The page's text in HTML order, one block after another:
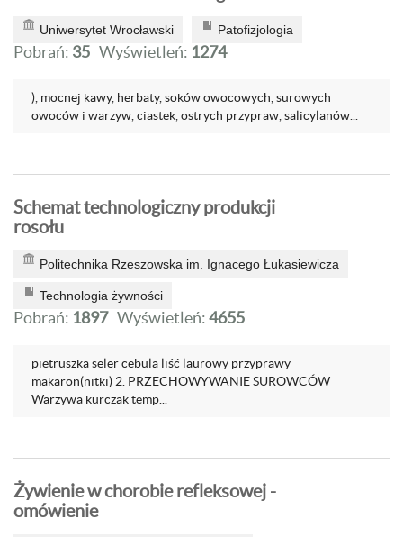
Uniwersytet Wrocławski Patofizjologia
Pobrań: 35 Wyświetleń: 1274
), mocnej kawy, herbaty, soków owocowych, surowych
owoców i warzyw, ciastek, ostrych przypraw, salicylanów...
Schemat technologiczny produkcji
rosołu
Politechnika Rzeszowska im. Ignacego Łukasiewicza
Technologia żywności
Pobrań: 1897 Wyświetleń:4655
pietruszka seler cebula liść laurowy przyprawy
makaron(nitki) 2. PRZECHOWYWANIE SUROWCÓW
Warzywa kurczak temp...
Żywienie w chorobie refleksowej -
omówienie